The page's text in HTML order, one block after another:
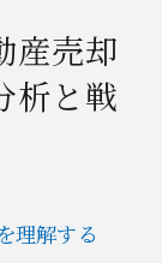
境の考慮
の方法
プロセス
産売却
析と戦
理解する